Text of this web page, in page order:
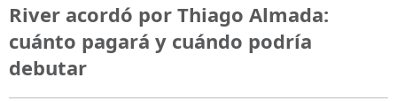
River acordó por Thiago Almada:
cuánto pagará y cuándo podría
debutar